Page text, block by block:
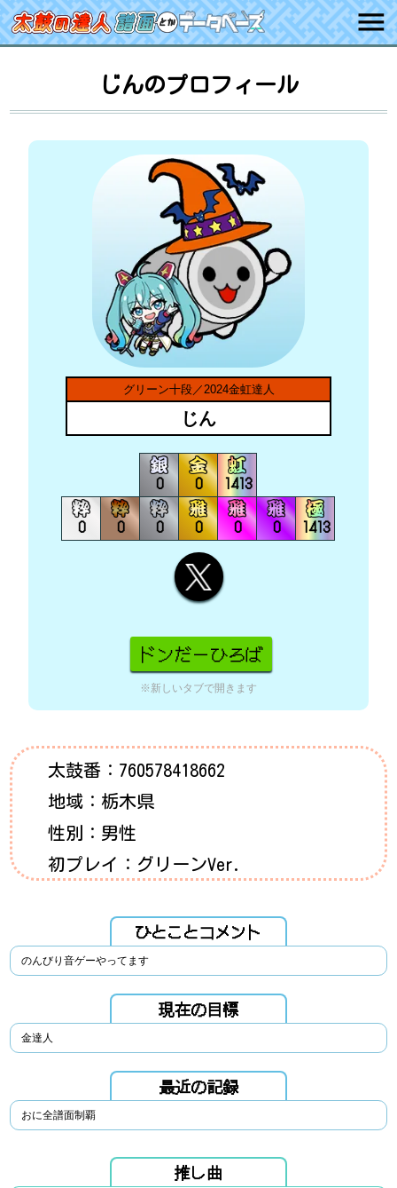
じんのプロフィール
グリーン十段／2024金虹達人
じん
0 0 1413
0 0 0 0 0 0 1413
※新しいタブで開きます
太鼓番： 760578418662
地域：栃木県
性別：男性
初プレイ：グリーンVer.
ひとことコメント
のんびり音ゲーやってます
現在の目標
金達人
最近の記録
おに全譜面制覇
推し曲